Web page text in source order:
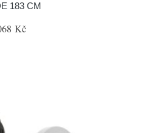
183 CM
Kč